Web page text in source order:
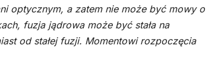
optycznym, a zatem nie może być mowy o
fuzja jądrowa może być stała na
od stałej fuzji. Momentowi rozpoczęcia